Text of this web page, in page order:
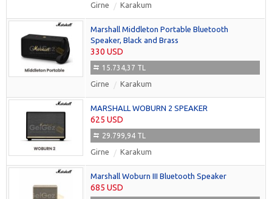
Girne Karakum
Marshall Middleton Portable Bluetooth
Speaker, Black and Brass
330 USD
15.734,37 TL
Girne Karakum
MARSHALL WOBURN 2 SPEAKER
625 USD
29.799,94 TL
Girne Karakum
Marshall Woburn III Bluetooth Speaker
685 USD